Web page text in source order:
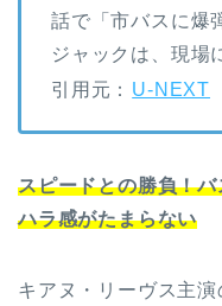
話で「市バスに爆
ジャックは、現場
引用元： U-NEXT
スピードとの勝負！
ハラ感がたまらない
キアヌ・リーヴス主